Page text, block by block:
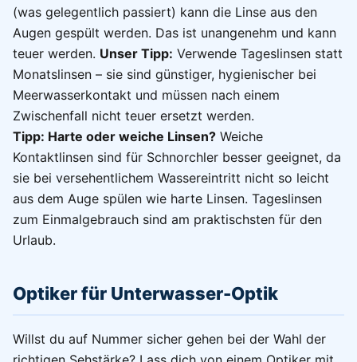
(was gelegentlich passiert) kann die Linse aus den
Augen gespült werden. Das ist unangenehm und kann
teuer werden. Unser Tipp: Verwende Tageslinsen statt
Monatslinsen – sie sind günstiger, hygienischer bei
Meerwasserkontakt und müssen nach einem
Zwischenfall nicht teuer ersetzt werden.
Tipp: Harte oder weiche Linsen? Weiche
Kontaktlinsen sind für Schnorchler besser geeignet, da
sie bei versehentlichem Wassereintritt nicht so leicht
aus dem Auge spülen wie harte Linsen. Tageslinsen
zum Einmalgebrauch sind am praktischsten für den
Urlaub.
Optiker für Unterwasser-Optik
Willst du auf Nummer sicher gehen bei der Wahl der